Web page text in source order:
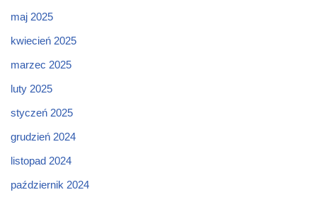
maj 2025
kwiecień 2025
marzec 2025
luty 2025
styczeń 2025
grudzień 2024
listopad 2024
październik 2024